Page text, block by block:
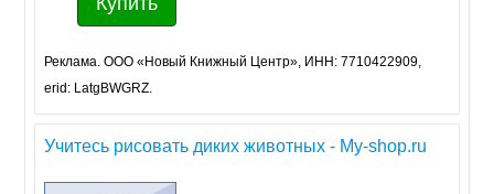
Реклама. ООО «Новый Книжный Центр», ИНН: 7710422909,
erid: LatgBWGRZ.
Учитесь рисовать диких животных - My-shop.ru